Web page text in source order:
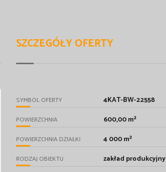
SZCZEGÓŁY OFERTY
SYMBOL OFERTY 4KAT-BW-22558
POWIERZCHNIA 600,00 m²
POWIERZCHNIA DZIAŁKI 4 000 m²
RODZAJ OBIEKTU zakład produkcyjny